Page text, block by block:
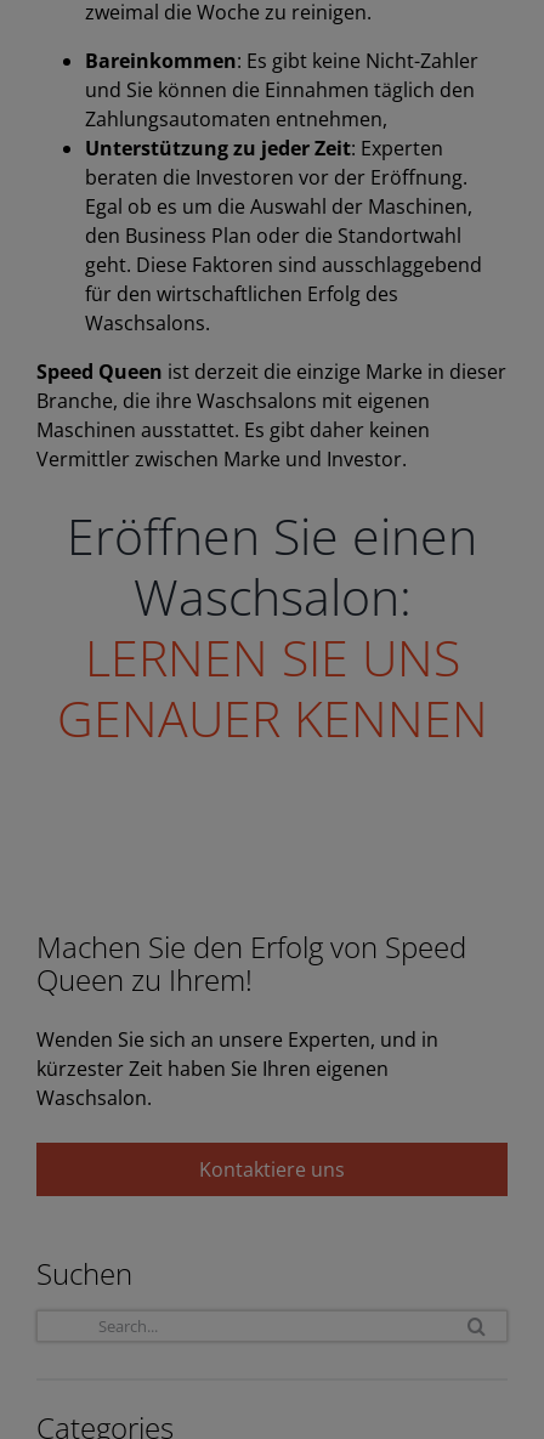
zweimal die Woche zu reinigen.
Bareinkommen: Es gibt keine Nicht-Zahler
und Sie können die Einnahmen täglich den
Zahlungsautomaten entnehmen,
Unterstützung zu jeder Zeit: Experten
beraten die Investoren vor der Eröffnung.
Egal ob es um die Auswahl der Maschinen,
den Business Plan oder die Standortwahl
geht. Diese Faktoren sind ausschlaggebend
für den wirtschaftlichen Erfolg des
Waschsalons.
Speed Queen ist derzeit die einzige Marke in dieser
Branche, die ihre Waschsalons mit eigenen
Maschinen ausstattet. Es gibt daher keinen
Vermittler zwischen Marke und Investor.
Eröffnen Sie einen
Waschsalon:
LERNEN SIE UNS
GENAUER KENNEN
Machen Sie den Erfolg von Speed
Queen zu Ihrem!
Wenden Sie sich an unsere Experten, und in
kürzester Zeit haben Sie Ihren eigenen
Waschsalon.
Kontaktiere uns
Suchen
Categories